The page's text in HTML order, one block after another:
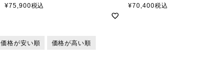
クリステンセンドゥノルド
¥75,900税込
クリステンセンドゥノルド
¥70,400税込
価格が安い順 価格が高い順